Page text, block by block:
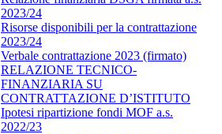
2023/24
Risorse disponibili per la contrattazione
2023/24
Verbale contrattazione 2023 (firmato)
RELAZIONE TECNICO-
FINANZIARIA SU
CONTRATTAZIONE D’ISTITUTO
Ipotesi ripartizione fondi MOF a.s.
2022/23